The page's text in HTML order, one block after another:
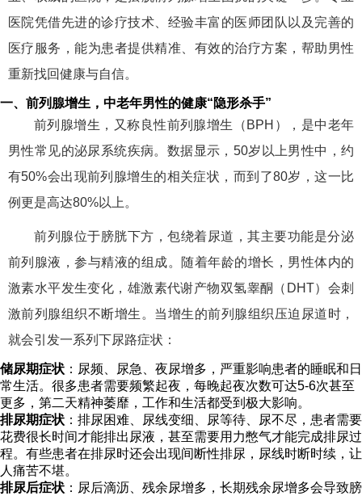
医院凭借先进的诊疗技术、经验丰富的医师团队以及完善的
医疗服务，能为患者提供精准、有效的治疗方案，帮助男性
重新找回健康与自信。
一、前列腺增生，中老年男性的健康“隐形杀手”
前列腺增生，又称良性前列腺增生（BPH），是中老年
男性常见的泌尿系统疾病。数据显示，50岁以上男性中，约
有50%会出现前列腺增生的相关症状，而到了80岁，这一比
例更是高达80%以上。
前列腺位于膀胱下方，包绕着尿道，其主要功能是分泌
前列腺液，参与精液的组成。随着年龄的增长，男性体内的
激素水平发生变化，雄激素代谢产物双氢睾酮（DHT）会刺
激前列腺组织不断增生。当增生的前列腺组织压迫尿道时，
就会引发一系列下尿路症状：
储尿期症状 ：尿频、尿急、夜尿增多，严重影响患者的睡眠和日
常生活。很多患者需要频繁起夜，每晚起夜次数可达5-6次甚至
更多，第二天精神萎靡，工作和生活都受到极大影响。
排尿期症状 ：排尿困难、尿线变细、尿等待、尿不尽，患者需要
花费很长时间才能排出尿液，甚至需要用力憋气才能完成排尿过
程。有些患者在排尿时还会出现间断性排尿，尿线时断时续，让
人痛苦不堪。
排尿后症状 ：尿后滴沥、残余尿增多，长期残余尿增多会导致膀